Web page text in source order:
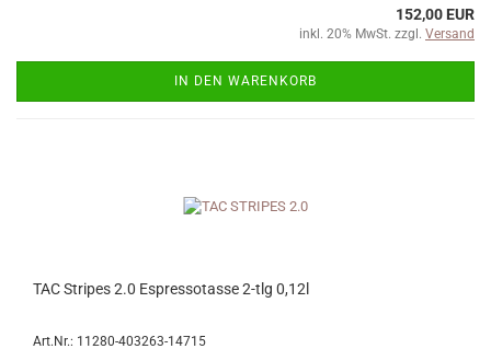
152,00 EUR
inkl. 20% MwSt. zzgl. Versand
IN DEN WARENKORB
TAC Stripes 2.0 Espressotasse 2-tlg 0,12l
Art.Nr.: 11280-403263-14715